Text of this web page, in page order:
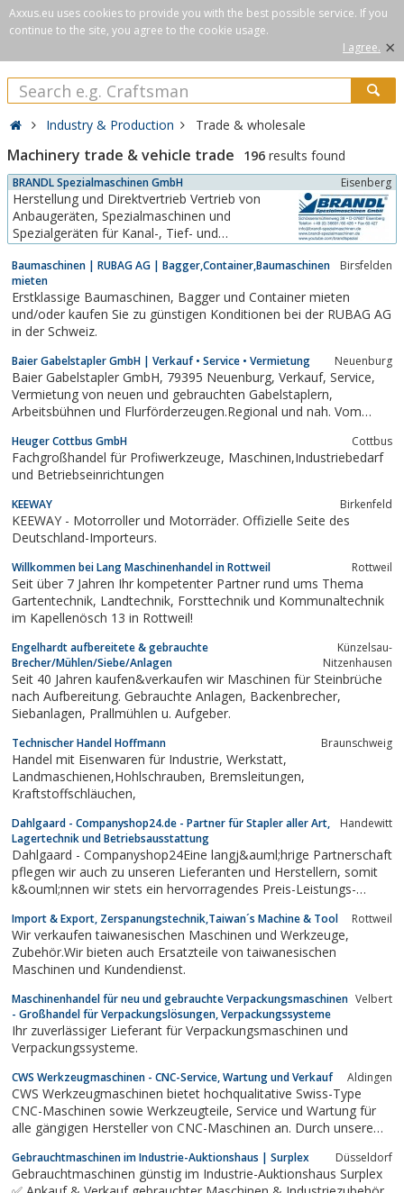
Axxus.eu uses cookies to provide you with the best possible service. If you
continue to the site, you agree to the cookie usage.
I agree. ×
Industry & Production Trade & wholesale
Machinery trade & vehicle trade 196 results found
BRANDL Spezialmaschinen GmbH Eisenberg
Herstellung und Direktvertrieb Vertrieb von
Anbaugeräten, Spezialmaschinen und
Spezialgeräten für Kanal-, Tief- und
Straßenbau.Hyraulisch oder über Zapfwelle
angetriebene Mehrplattenverdichter
aushochverschleißfestem Stahl wie HB 450 für
Trägergeräte aller Art zur Flächenverdichtung,
Bankettverdichtung,...
Baumaschinen | RUBAG AG | Bagger,Container,Baumaschinen
mieten
Birsfelden
Erstklassige Baumaschinen, Bagger und Container mieten
und/oder kaufen Sie zu günstigen Konditionen bei der RUBAG AG
in der Schweiz.
Baier Gabelstapler GmbH | Verkauf • Service • Vermietung Neuenburg
Baier Gabelstapler GmbH, 79395 Neuenburg, Verkauf, Service,
Vermietung von neuen und gebrauchten Gabelstaplern,
Arbeitsbühnen und Flurförderzeugen.Regional und nah. Vom
jeden Einsatz in Industrie und Handel das passende Gerät und
qualifizierten Service.
Heuger Cottbus GmbH Cottbus
Fachgroßhandel für Profiwerkzeuge, Maschinen,Industriebedarf
und Betriebseinrichtungen
KEEWAY Birkenfeld
KEEWAY - Motorroller und Motorräder. Offizielle Seite des
Deutschland-Importeurs.
Willkommen bei Lang Maschinenhandel in Rottweil Rottweil
Seit über 7 Jahren Ihr kompetenter Partner rund ums Thema
Gartentechnik, Landtechnik, Forsttechnik und Kommunaltechnik
im Kapellenösch 13 in Rottweil!
Engelhardt aufbereitete & gebrauchte
Brecher/Mühlen/Siebe/Anlagen
Künzelsau-
Nitzenhausen
Seit 40 Jahren kaufen&verkaufen wir Maschinen für Steinbrüche
nach Aufbereitung. Gebrauchte Anlagen, Backenbrecher,
Siebanlagen, Prallmühlen u. Aufgeber.
Technischer Handel Hoffmann Braunschweig
Handel mit Eisenwaren für Industrie, Werkstatt,
Landmaschienen,Hohlschrauben, Bremsleitungen,
Kraftstoffschläuchen,
Dahlgaard - Companyshop24.de - Partner für Stapler aller Art,
Lagertechnik und Betriebsausstattung
Handewitt
Dahlgaard - Companyshop24Eine langj&auml;hrige Partnerschaft
pflegen wir auch zu unseren Lieferanten und Herstellern, somit
k&ouml;nnen wir stets ein hervorragendes Preis-Leistungs-
markenunabh&auml;ngige Produktvielfalt &uuml;ber die
Kategorien: Heben &amp;...
Import & Export, Zerspanungstechnik,Taiwan´s Machine & Tool Rottweil
Wir verkaufen taiwanesischen Maschinen und Werkzeuge,
Zubehör.Wir bieten auch Ersatzteile von taiwanesischen
Maschinen und Kundendienst.
Maschinenhandel für neu und gebrauchte Verpackungsmaschinen
- Großhandel für Verpackungslösungen, Verpackungssysteme
Velbert
Ihr zuverlässiger Lieferant für Verpackungsmaschinen und
Verpackungssysteme.
CWS Werkzeugmaschinen - CNC-Service, Wartung und Verkauf Aldingen
CWS Werkzeugmaschinen bietet hochqualitative Swiss-Type
CNC-Maschinen sowie Werkzeugteile, Service und Wartung für
alle gängigen Hersteller von CNC-Maschinen an. Durch unsere
wir Ihr zuverlässiger Partner in allen Belangen rund um CNC-
Drehmaschinen.
Gebrauchtmaschinen im Industrie-Auktionshaus | Surplex Düsseldorf
Gebrauchtmaschinen günstig im Industrie-Auktionshaus Surplex